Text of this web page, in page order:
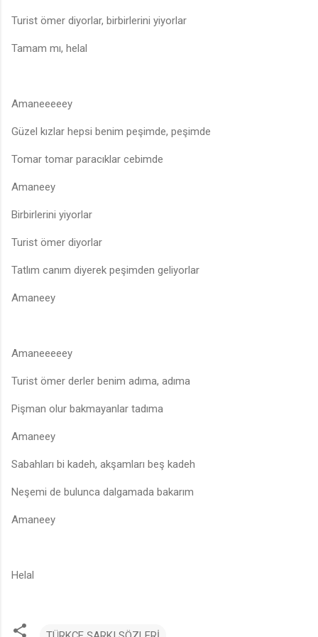
Turist ömer diyorlar, birbirlerini yiyorlar
Tamam mı, helal
Amaneeeeey
Güzel kızlar hepsi benim peşimde, peşimde
Tomar tomar paracıklar cebimde
Amaneey
Birbirlerini yiyorlar
Turist ömer diyorlar
Tatlım canım diyerek peşimden geliyorlar
Amaneey
Amaneeeeey
Turist ömer derler benim adıma, adıma
Pişman olur bakmayanlar tadıma
Amaneey
Sabahları bi kadeh, akşamları beş kadeh
Neşemi de bulunca dalgamada bakarım
Amaneey
Helal